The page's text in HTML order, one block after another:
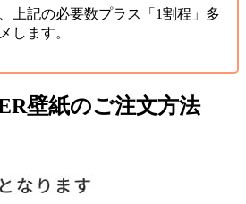
上記の必要数プラス「1割程」多
します。
壁紙のご注文方法